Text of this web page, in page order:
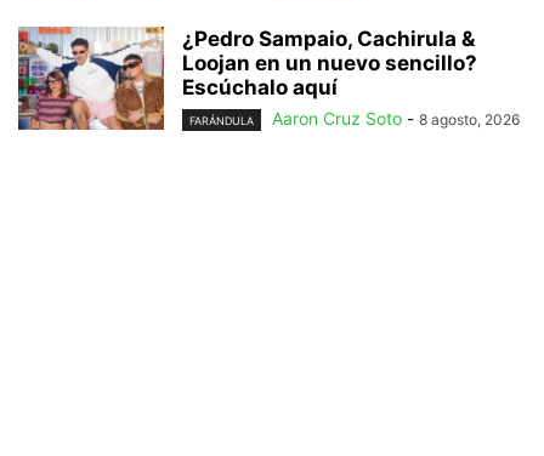
¿Pedro Sampaio, Cachirula &
Loojan en un nuevo sencillo?
Escúchalo aquí
FARÁNDULA Aaron Cruz Soto - 8 agosto, 2026